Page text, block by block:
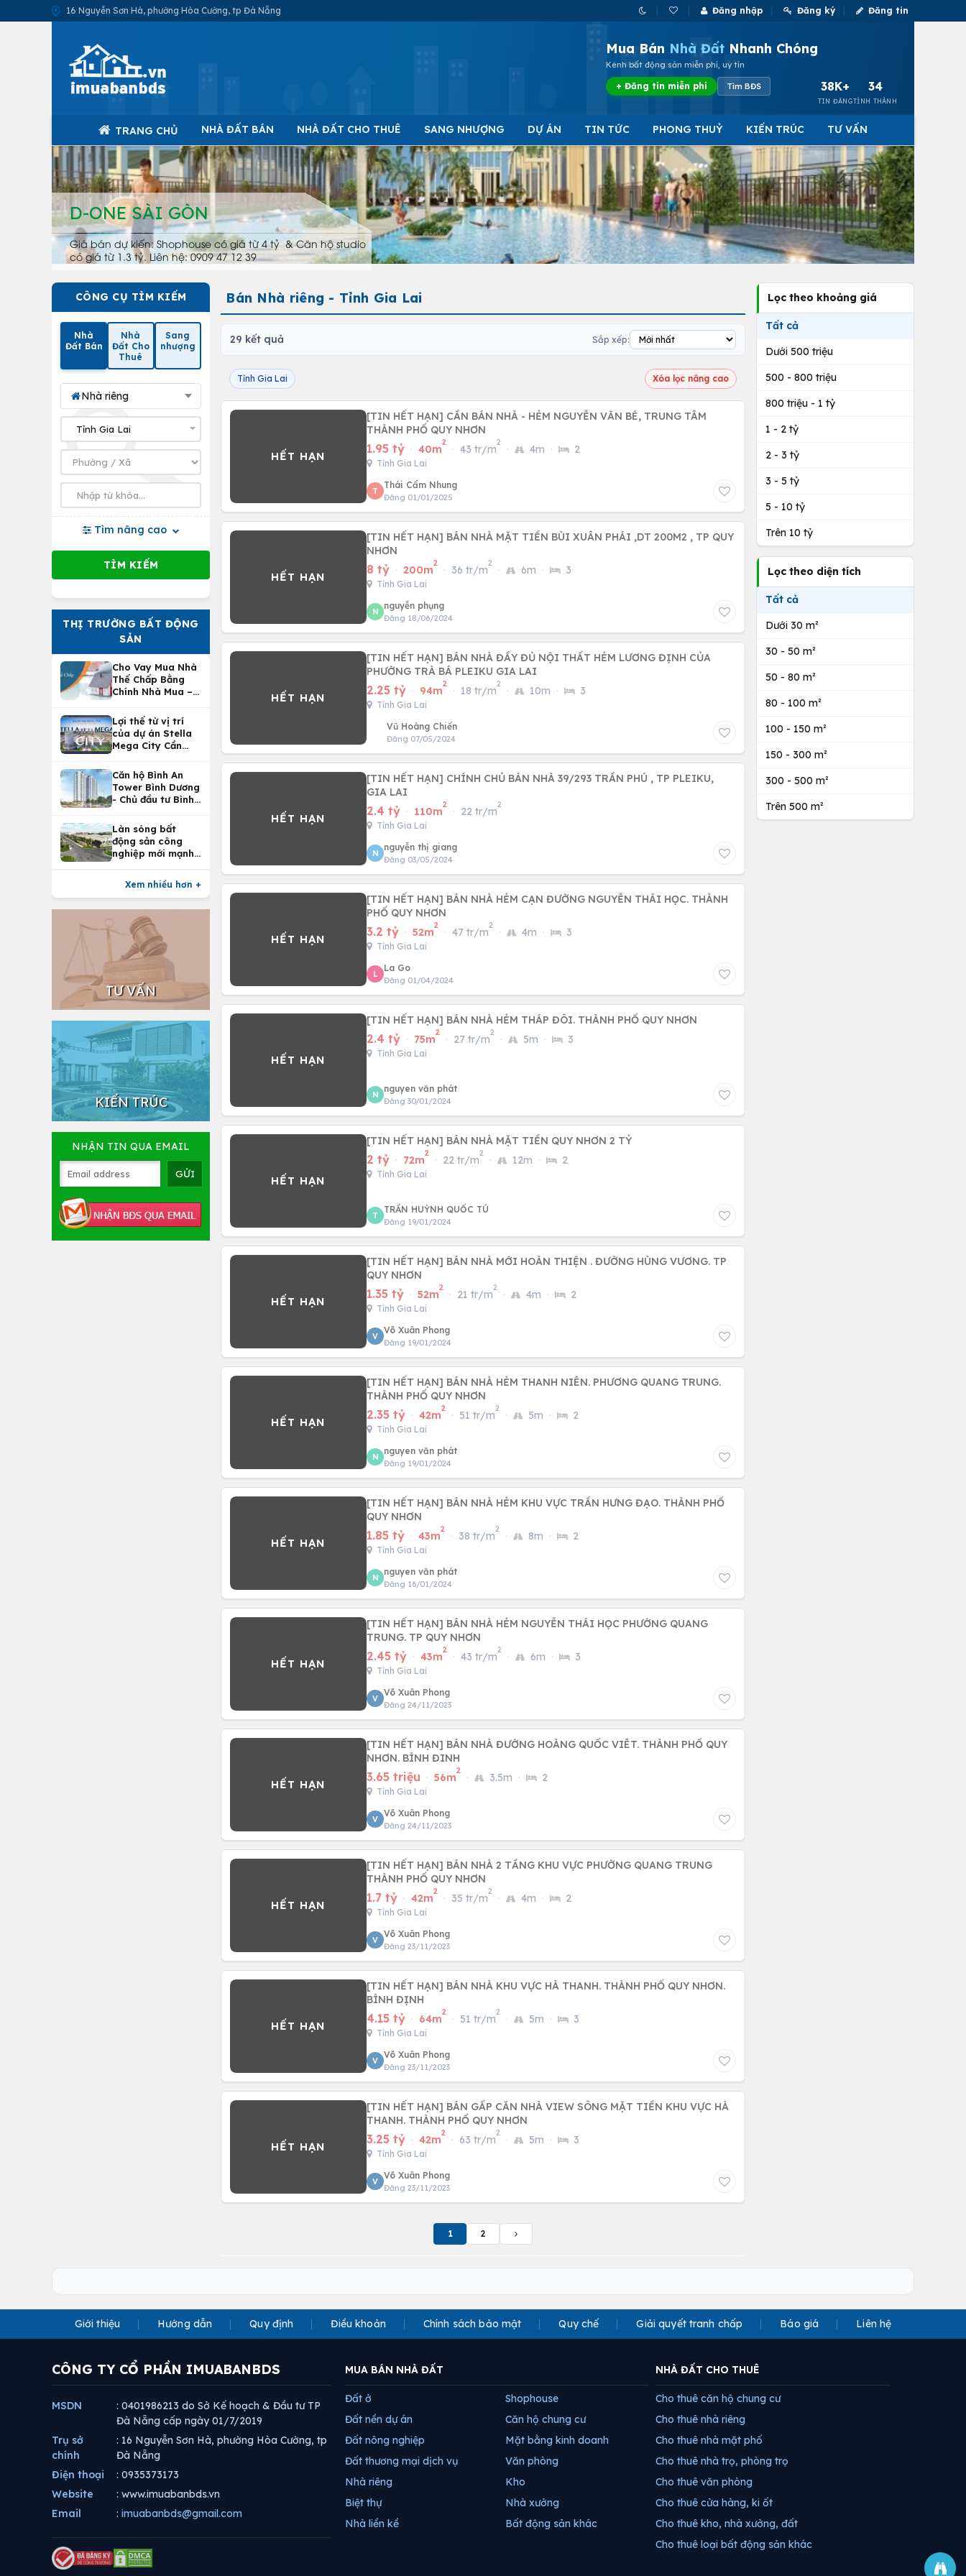
16 Nguyễn Sơn Hà, phường Hòa Cường, tp Đà Nẵng Đăng nhập Đăng ký Đăng tin
Mua Bán Nhà Đất Nhanh Chóng
Kênh bất động sản miễn phí, uy tín
+ Đăng tin miễn phí Tìm BĐS 38K+
TIN ĐĂNG
34
TỈNH THÀNH
TRANG CHỦ NHÀ ĐẤT BÁN NHÀ ĐẤT CHO THUÊ SANG NHƯỢNG DỰ ÁN TIN TỨC PHONG THUỶ KIẾN TRÚC TƯ VẤN
D-ONE SÀI GÒN
Giá bán dự kiến: Shophouse có giá từ 4 tỷ & Căn hộ studio
có giá từ 1.3 tỷ. Liên hệ: 0909 47 12 39
CÔNG CỤ TÌM KIẾM
Nhà
Đất Bán
Nhà
Đất Cho
Thuê
Sang
nhượng
Nhà riêng
Tìm nâng cao
THỊ TRƯỜNG BẤT ĐỘNG
SẢN
Cho Vay Mua Nhà
Thế Chấp Bằng
Chính Nhà Mua –
Nhà Tại
Vietcombank
Lợi thế từ vị trí
của dự án Stella
Mega City Cần
Căn hộ Bình An
Tower Bình Dương
- Chủ đầu tư Bình
Làn sóng bất
động sản công
nghiệp mới mạnh
Xem nhiều hơn +
TƯ VẤN
KIẾN TRÚC
NHẬN TIN QUA EMAIL
Bán Nhà riêng - Tỉnh Gia Lai
29 kết quả Sắp xếp:
Tỉnh Gia Lai Xóa lọc nâng cao
[TIN HẾT HẠN] CẦN BÁN NHÀ - HẺM NGUYỄN VĂN BÉ, TRUNG TÂM
THÀNH PHỐ QUY NHƠN
1.95 tỷ · 40m
2
· 43 tr/m
2
· 4m · 2
Tỉnh Gia Lai
T
Thái Cẩm Nhung
Đăng 01/01/2025
[TIN HẾT HẠN] BÁN NHÀ MẶT TIỀN BÙI XUÂN PHÁI ,DT 200M2 , TP QUY
NHƠN
8 tỷ · 200m
2
· 36 tr/m
2
· 6m · 3
Tỉnh Gia Lai
N
nguyễn phụng
Đăng 18/06/2024
[TIN HẾT HẠN] BÁN NHÀ ĐẦY ĐỦ NỘI THẤT HẺM LƯƠNG ĐỊNH CỦA
PHƯỜNG TRÀ BÁ PLEIKU GIA LAI
2.25 tỷ · 94m
2
· 18 tr/m
2
· 10m · 3
Tỉnh Gia Lai
Vũ Hoàng Chiến
Đăng 07/05/2024
[TIN HẾT HẠN] CHÍNH CHỦ BÁN NHÀ 39/293 TRẦN PHÚ , TP PLEIKU,
GIA LAI
2.4 tỷ · 110m
2
· 22 tr/m
2
Tỉnh Gia Lai
N
nguyễn thị giang
Đăng 03/05/2024
[TIN HẾT HẠN] BÁN NHÀ HẺM CẠN ĐƯỜNG NGUYỄN THÁI HỌC. THÀNH
PHỐ QUY NHƠN
3.2 tỷ · 52m
2
· 47 tr/m
2
· 4m · 3
Tỉnh Gia Lai
L
La Go
Đăng 01/04/2024
[TIN HẾT HẠN] BÁN NHÀ HẺM THÁP ĐÔI. THÀNH PHỐ QUY NHƠN
2.4 tỷ · 75m
2
· 27 tr/m
2
· 5m · 3
Tỉnh Gia Lai
N
nguyen văn phát
Đăng 30/01/2024
[TIN HẾT HẠN] BÁN NHÀ MẶT TIỀN QUY NHƠN 2 TỶ
2 tỷ · 72m
2
· 22 tr/m
2
· 12m · 2
Tỉnh Gia Lai
T
TRẦN HUỲNH QUỐC TÚ
Đăng 19/01/2024
[TIN HẾT HẠN] BÁN NHÀ MỚI HOÀN THIỆN . ĐƯỜNG HÙNG VƯƠNG. TP
QUY NHƠN
1.35 tỷ · 52m
2
· 21 tr/m
2
· 4m · 2
Tỉnh Gia Lai
V
Võ Xuân Phong
Đăng 19/01/2024
[TIN HẾT HẠN] BÁN NHÀ HẺM THANH NIÊN. PHƯƠNG QUANG TRUNG.
THÀNH PHỐ QUY NHƠN
2.35 tỷ · 42m
2
· 51 tr/m
2
· 5m · 2
Tỉnh Gia Lai
N
nguyen văn phát
Đăng 19/01/2024
[TIN HẾT HẠN] BÁN NHÀ HẺM KHU VỰC TRẦN HƯNG ĐẠO. THÀNH PHỐ
QUY NHƠN
1.85 tỷ · 43m
2
· 38 tr/m
2
· 8m · 2
Tỉnh Gia Lai
N
nguyen văn phát
Đăng 16/01/2024
[TIN HẾT HẠN] BÁN NHÀ HẺM NGUYỄN THÁI HỌC PHƯỜNG QUANG
TRUNG. TP QUY NHƠN
2.45 tỷ · 43m
2
· 43 tr/m
2
· 6m · 3
Tỉnh Gia Lai
V
Võ Xuân Phong
Đăng 24/11/2023
[TIN HẾT HẠN] BÁN NHÀ ĐƯỜNG HOÀNG QUỐC VIÊT. THÀNH PHỐ QUY
NHƠN. BÌNH ĐINH
3.65 triệu · 56m
2
· 3.5m · 2
Tỉnh Gia Lai
V
Võ Xuân Phong
Đăng 24/11/2023
[TIN HẾT HẠN] BÁN NHÀ 2 TẦNG KHU VỰC PHƯỜNG QUANG TRUNG
THÀNH PHỐ QUY NHƠN
1.7 tỷ · 42m
2
· 35 tr/m
2
· 4m · 2
Tỉnh Gia Lai
V
Võ Xuân Phong
Đăng 23/11/2023
[TIN HẾT HẠN] BÁN NHÀ KHU VỰC HÀ THANH. THÀNH PHỐ QUY NHƠN.
BÌNH ĐỊNH
4.15 tỷ · 64m
2
· 51 tr/m
2
· 5m · 3
Tỉnh Gia Lai
V
Võ Xuân Phong
Đăng 23/11/2023
[TIN HẾT HẠN] BÁN GẤP CĂN NHÀ VIEW SÔNG MẶT TIỀN KHU VỰC HÀ
THANH. THÀNH PHỐ QUY NHƠN
3.25 tỷ · 42m
2
· 63 tr/m
2
· 5m · 3
Tỉnh Gia Lai
V
Võ Xuân Phong
Đăng 23/11/2023
1 2
Lọc theo khoảng giá
Tất cả
Dưới 500 triệu
500 - 800 triệu
800 triệu - 1 tỷ
1 - 2 tỷ
2 - 3 tỷ
3 - 5 tỷ
5 - 10 tỷ
Trên 10 tỷ
Lọc theo diện tích
Tất cả
Dưới 30 m²
30 - 50 m²
50 - 80 m²
80 - 100 m²
100 - 150 m²
150 - 300 m²
300 - 500 m²
Trên 500 m²
Giới thiệu Hướng dẫn Quy định Điều khoản Chính sách bảo mật Quy chế Giải quyết tranh chấp Báo giá Liên hệ
CÔNG TY CỔ PHẦN IMUABANBDS
MSDN
: 0401986213 do Sở Kế hoạch & Đầu tư TP
Đà Nẵng cấp ngày 01/7/2019
Trụ sở
chính
: 16 Nguyễn Sơn Hà, phường Hòa Cường, tp
Đà Nẵng
Điện thoại
: 0935373173
Website
: www.imuabanbds.vn
Email
: imuabanbds@gmail.com
MUA BÁN NHÀ ĐẤT
Đất ở
Đất nền dự án
Đất nông nghiệp
Đất thương mại dịch vụ
Nhà riêng
Biệt thự
Nhà liền kề
Shophouse
Căn hộ chung cư
Mặt bằng kinh doanh
Văn phòng
Kho
Nhà xưởng
Bất động sản khác
NHÀ ĐẤT CHO THUÊ
Cho thuê căn hộ chung cư
Cho thuê nhà riêng
Cho thuê nhà mặt phố
Cho thuê nhà trọ, phòng trọ
Cho thuê văn phòng
Cho thuê cửa hàng, ki ốt
Cho thuê kho, nhà xưởng, đất
Cho thuê loại bất động sản khác